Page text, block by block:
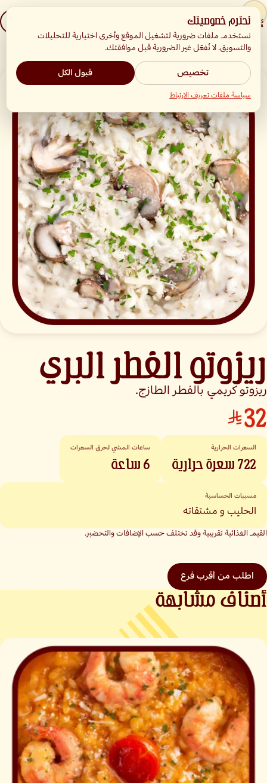
الرئيسية المنيو ريزوتو الفطر البري
ريزوتو الفطر البري
ريزوتو كريمي بالفطر الطازج.
32
السعرات الحرارية
722 سعرة حرارية
ساعات المشي لحرق السعرات
6 ساعة
مسببات الحساسية
الحليب و مشتقاته
القيم الغذائية تقريبية وقد تختلف حسب الإضافات والتحضير.
اطلب من أقرب فرع
أصناف مشابهة
نحترم خصوصيتك
نستخدم ملفات ضرورية لتشغيل الموقع وأخرى اختيارية للتحليلات
والتسويق. لا نُفعّل غير الضرورية قبل موافقتك.
تخصيص قبول الكل
سياسة ملفات تعريف الارتباط